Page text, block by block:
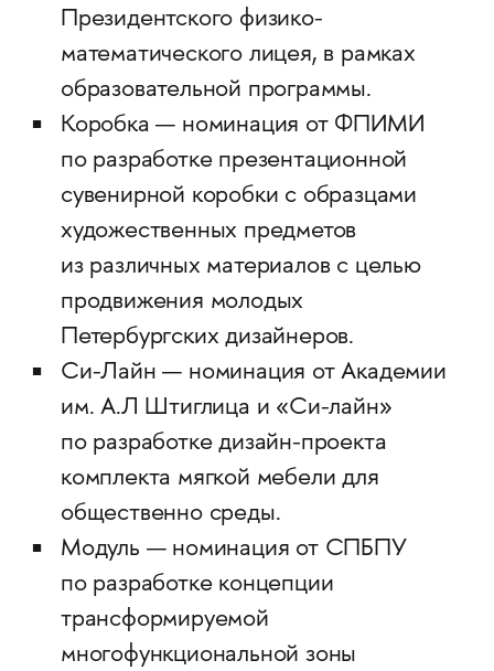
Президентского физико-
математического лицея, в рамках
образовательной программы.
Коробка — номинация от ФПИМИ
по разработке презентационной
сувенирной коробки с образцами
художественных предметов
из различных материалов с целью
продвижения молодых
Петербургских дизайнеров.
Си-Лайн — номинация от Академии
им. А.Л Штиглица и «Си-лайн»
по разработке дизайн-проекта
комплекта мягкой мебели для
общественно среды.
Модуль — номинация от СПБПУ
по разработке концепции
трансформируемой
многофункциональной зоны